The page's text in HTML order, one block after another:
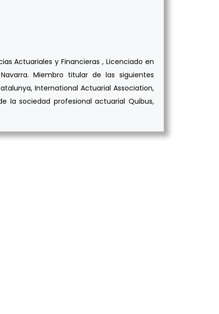
Actuariales y Financieras , Licenciado en
Miembro titular de las siguientes
International Actuarial Association,
la sociedad profesional actuarial Quibus,